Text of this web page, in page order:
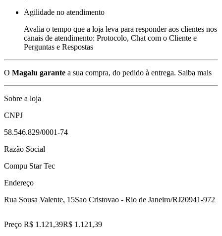
Agilidade no atendimento
Avalia o tempo que a loja leva para responder aos clientes nos
canais de atendimento: Protocolo, Chat com o Cliente e
Perguntas e Respostas
O Magalu garante a sua compra, do pedido à entrega. Saiba mais
Sobre a loja
CNPJ
58.546.829/0001-74
Razão Social
Compu Star Tec
Endereço
Rua Sousa Valente, 15Sao Cristovao - Rio de Janeiro/RJ20941-972
Preço R$ 1.121,39R$ 1.121 ,39